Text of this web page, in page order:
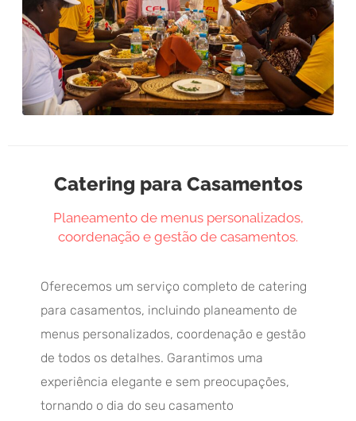
Catering para Casamentos
Planeamento de menus personalizados,
coordenação e gestão de casamentos.
Oferecemos um serviço completo de catering
para casamentos, incluindo planeamento de
menus personalizados, coordenação e gestão
de todos os detalhes. Garantimos uma
experiência elegante e sem preocupações,
tornando o dia do seu casamento